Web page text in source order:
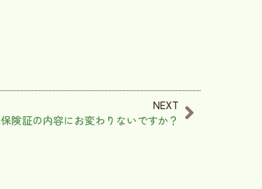
NEXT
保険証の内容にお変わりないですか？